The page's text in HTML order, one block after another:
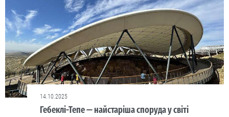
14.10.2025
Гебеклі-Тепе — найстаріша споруда у світі